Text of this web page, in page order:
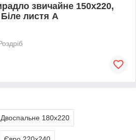
звичайне 150х220,
листя А
Двоспальне 180х220